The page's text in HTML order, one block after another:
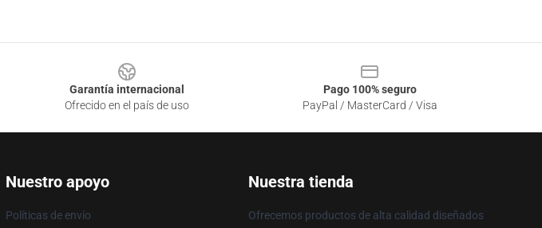
Garantía internacional
Ofrecido en el país de uso
Pago 100% seguro
PayPal / MasterCard / Visa
Nuestro apoyo
Políticas de envío
Nuestra tienda
Ofrecemos productos de alta calidad diseñados